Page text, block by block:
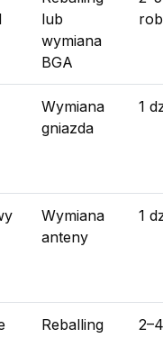
lub
wymiana
BGA
Wymiana
gniazda
1
Wymiana
anteny
1
Reballing